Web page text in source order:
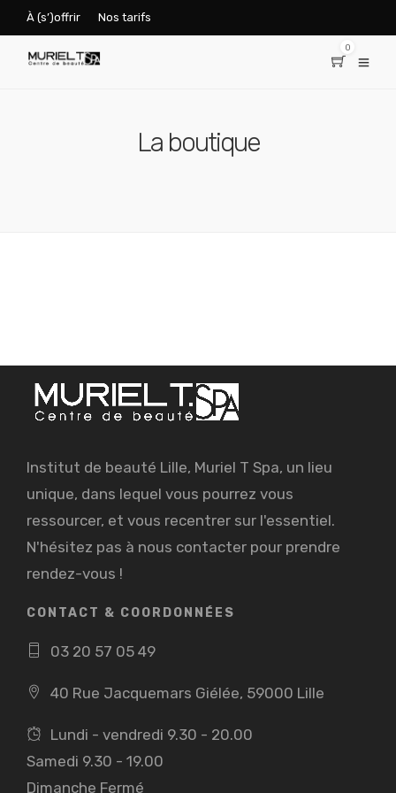
À (s’)offrir Nos tarifs
0
La boutique
Institut de beauté Lille, Muriel T Spa, un lieu
unique, dans lequel vous pourrez vous
ressourcer, et vous recentrer sur l'essentiel.
N'hésitez pas à nous contacter pour prendre
rendez-vous !
CONTACT & COORDONNÉES
03 20 57 05 49
40 Rue Jacquemars Giélée, 59000 Lille
Lundi - vendredi 9.30 - 20.00
Samedi 9.30 - 19.00
Dimanche Fermé